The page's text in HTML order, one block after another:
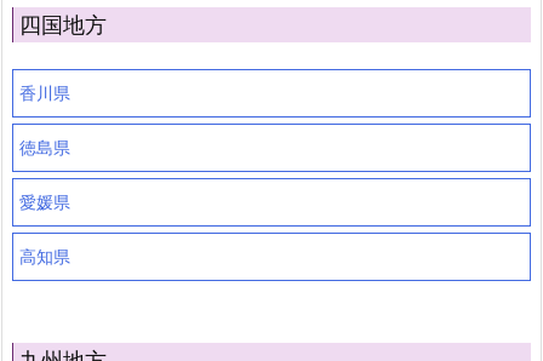
四国地方
香川県
徳島県
愛媛県
高知県